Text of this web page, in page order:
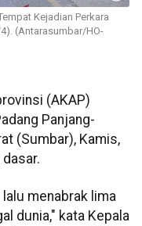
Kejadian Perkara
(Antarasumbar/HO-
(AKAP)
Panjang-
(Sumbar), Kamis,
menabrak lima
dunia," kata Kepala